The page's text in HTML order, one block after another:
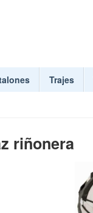
Trajes
riñonera